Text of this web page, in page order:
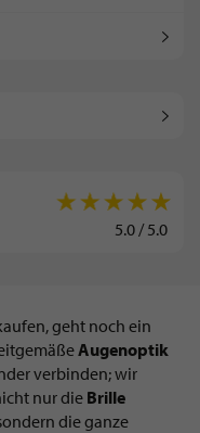
5.0/5.0
geht noch ein
Augenoptik
verbinden; wir
nur die Brille
die ganze